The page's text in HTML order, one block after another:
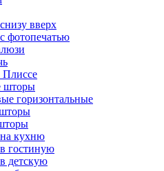
вверх
фотопечатью
шторы
горизонтальные
кухню
гостиную
детскую